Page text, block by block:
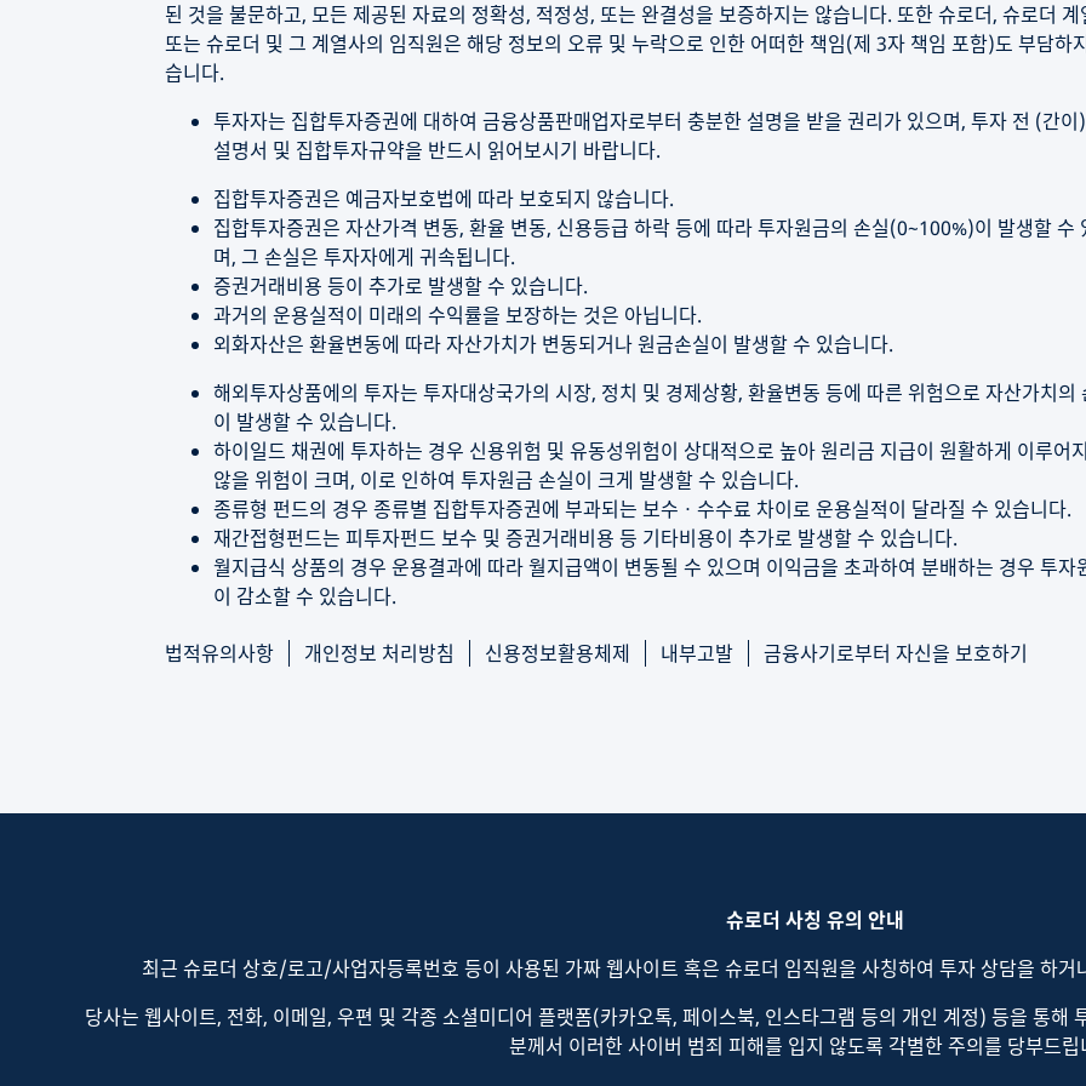
된 것을 불문하고, 모든 제공된 자료의 정확성, 적정성, 또는 완결성을 보증하지는 않습니다. 또한 슈로더, 슈로더 계
또는 슈로더 및 그 계열사의 임직원은 해당 정보의 오류 및 누락으로 인한 어떠한 책임(제 3자 책임 포함)도 부담하
습니다.
투자자는 집합투자증권에 대하여 금융상품판매업자로부터 충분한 설명을 받을 권리가 있으며, 투자 전 (간이
설명서 및 집합투자규약을 반드시 읽어보시기 바랍니다.
집합투자증권은 예금자보호법에 따라 보호되지 않습니다.
집합투자증권은 자산가격 변동, 환율 변동, 신용등급 하락 등에 따라 투자원금의 손실(0~100%)이 발생할 수
며, 그 손실은 투자자에게 귀속됩니다.
증권거래비용 등이 추가로 발생할 수 있습니다.
과거의 운용실적이 미래의 수익률을 보장하는 것은 아닙니다.
외화자산은 환율변동에 따라 자산가치가 변동되거나 원금손실이 발생할 수 있습니다.
해외투자상품에의 투자는 투자대상국가의 시장, 정치 및 경제상황, 환율변동 등에 따른 위험으로 자산가치의
이 발생할 수 있습니다.
하이일드 채권에 투자하는 경우 신용위험 및 유동성위험이 상대적으로 높아 원리금 지급이 원활하게 이루어
않을 위험이 크며, 이로 인하여 투자원금 손실이 크게 발생할 수 있습니다.
종류형 펀드의 경우 종류별 집합투자증권에 부과되는 보수ㆍ수수료 차이로 운용실적이 달라질 수 있습니다.
재간접형펀드는 피투자펀드 보수 및 증권거래비용 등 기타비용이 추가로 발생할 수 있습니다.
월지급식 상품의 경우 운용결과에 따라 월지급액이 변동될 수 있으며 이익금을 초과하여 분배하는 경우 투자
이 감소할 수 있습니다.
법적유의사항 개인정보 처리방침 신용정보활용체제 내부고발 금융사기로부터 자신을 보호하기
슈로더 사칭 유의 안내
최근 슈로더 상호/로고/사업자등록번호 등이 사용된 가짜 웹사이트 혹은 슈로더 임직원을 사칭하여 투자 상담을 하
당사는 웹사이트, 전화, 이메일, 우편 및 각종 소셜미디어 플랫폼(카카오톡, 페이스북, 인스타그램 등의 개인 계정) 등을 통해
분께서 이러한 사이버 범죄 피해를 입지 않도록 각별한 주의를 당부드립